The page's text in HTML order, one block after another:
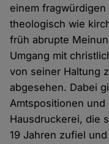
einem
theologisch wie
früh abrupte
Umgang mit
von seiner Haltung
abgesehen. Dabei
Amtspositionen
Hausdruckerei, die
19 Jahren zufiel